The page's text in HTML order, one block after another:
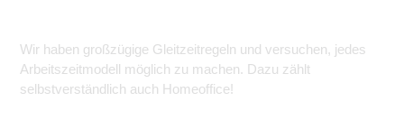
Wir haben großzügige Gleitzeitregeln und versuchen, jedes
Arbeitszeitmodell möglich zu machen. Dazu zählt
selbstverständlich auch Homeoffice!